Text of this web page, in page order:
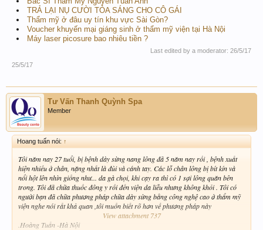
TRẢ LẠI NỤ CƯỜI TỎA SÁNG CHO CÔ GÁI
Thẩm mỹ ở đâu uy tín khu vực Sài Gòn?
Voucher khuyến mại giáng sinh ở thẩm mỹ viện tại Hà Nội
Máy laser picosure bao nhiêu tiền ?
Last edited by a moderator: 26/5/17
25/5/17
Tư Vấn Thanh Quỳnh Spa
Member
Hoang tuấn nói: ↑
Tôi năm nay 27 tuổi, bị bệnh dày sừng nang lông đã 5 năm nay rồi , bệnh xuất
hiện nhiều ở chân, nặng nhất là đùi và cánh tay. Các lỗ chân lông bị bít kín và
nổi hột lên nhìn giống như... da gà chọi, khi cạy ra thì có 1 sợi lông quăn bên
trong. Tôi đã chữa thuốc đông y rồi đến viện da liễu nhưng không khỏi . Tôi có
người bạn đã chữa phương pháp chữa dày sừng bằng công nghệ cao ở thẩm mỹ
viện nghe nói rất khả quan ,tôi muốn biết rõ hơn về phương pháp này
View attachment 737
.Hoàng Tuấn -Hà Nội